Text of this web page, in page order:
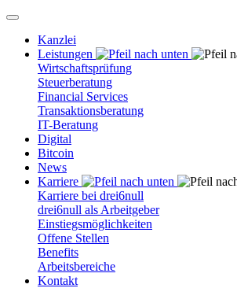
Kanzlei
Leistungen
Wirtschaftsprüfung
Steuerberatung
Financial Services
Transaktionsberatung
IT-Beratung
Digital
Bitcoin
News
Karriere
Karriere bei drei6null
drei6null als Arbeitgeber
Einstiegsmöglichkeiten
Offene Stellen
Benefits
Arbeitsbereiche
Kontakt